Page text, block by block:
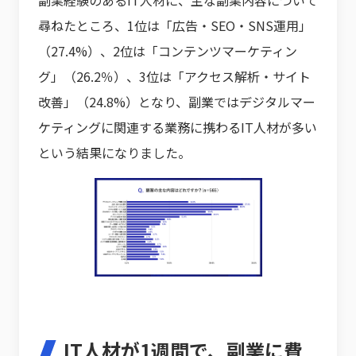
尋ねたところ、1位は「広告・SEO・SNS運用」
（27.4%）、2位は「コンテンツマーケティン
グ」（26.2％）、3位は「アクセス解析・サイト
改善」（24.8%）となり、副業ではデジタルマー
ケティングに関連する業務に携わるIT人材が多い
という結果になりました。
IT人材が1週間で、副業に費